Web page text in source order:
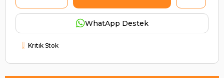
WhatApp Destek
Kritik Stok